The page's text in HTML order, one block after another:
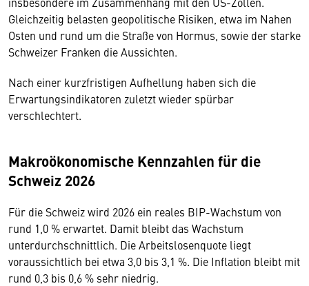
Gleichzeitig belasten geopolitische Risiken, etwa im Nahen
Osten und rund um die Straße von Hormus, sowie der starke
Schweizer Franken die Aussichten.
Nach einer kurzfristigen Aufhellung haben sich die
Erwartungsindikatoren zuletzt wieder spürbar
verschlechtert.
Makroökonomische Kennzahlen für die
Schweiz 2026
Für die Schweiz wird 2026 ein reales BIP-Wachstum von
rund 1,0 % erwartet. Damit bleibt das Wachstum
unterdurchschnittlich. Die Arbeitslosenquote liegt
voraussichtlich bei etwa 3,0 bis 3,1 %. Die Inflation bleibt mit
rund 0,3 bis 0,6 % sehr niedrig.